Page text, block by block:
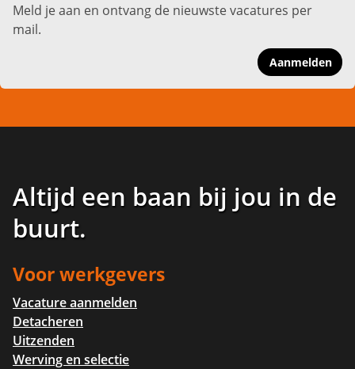
Meld je aan en ontvang de nieuwste vacatures per
mail.
Aanmelden
Altijd een baan bij jou in de
buurt.
Voor werkgevers
Vacature aanmelden
Detacheren
Uitzenden
Werving en selectie